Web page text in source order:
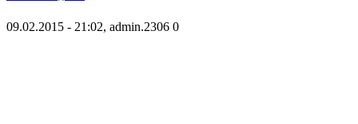
09.02.2015 - 21:02, admin.2306 0